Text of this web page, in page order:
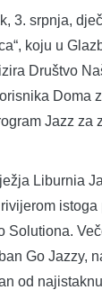
3. srpnja,
koju u
Društvo
Doma
Jazz za
Liburnia
Solutiona.
Go Jazzy,
od